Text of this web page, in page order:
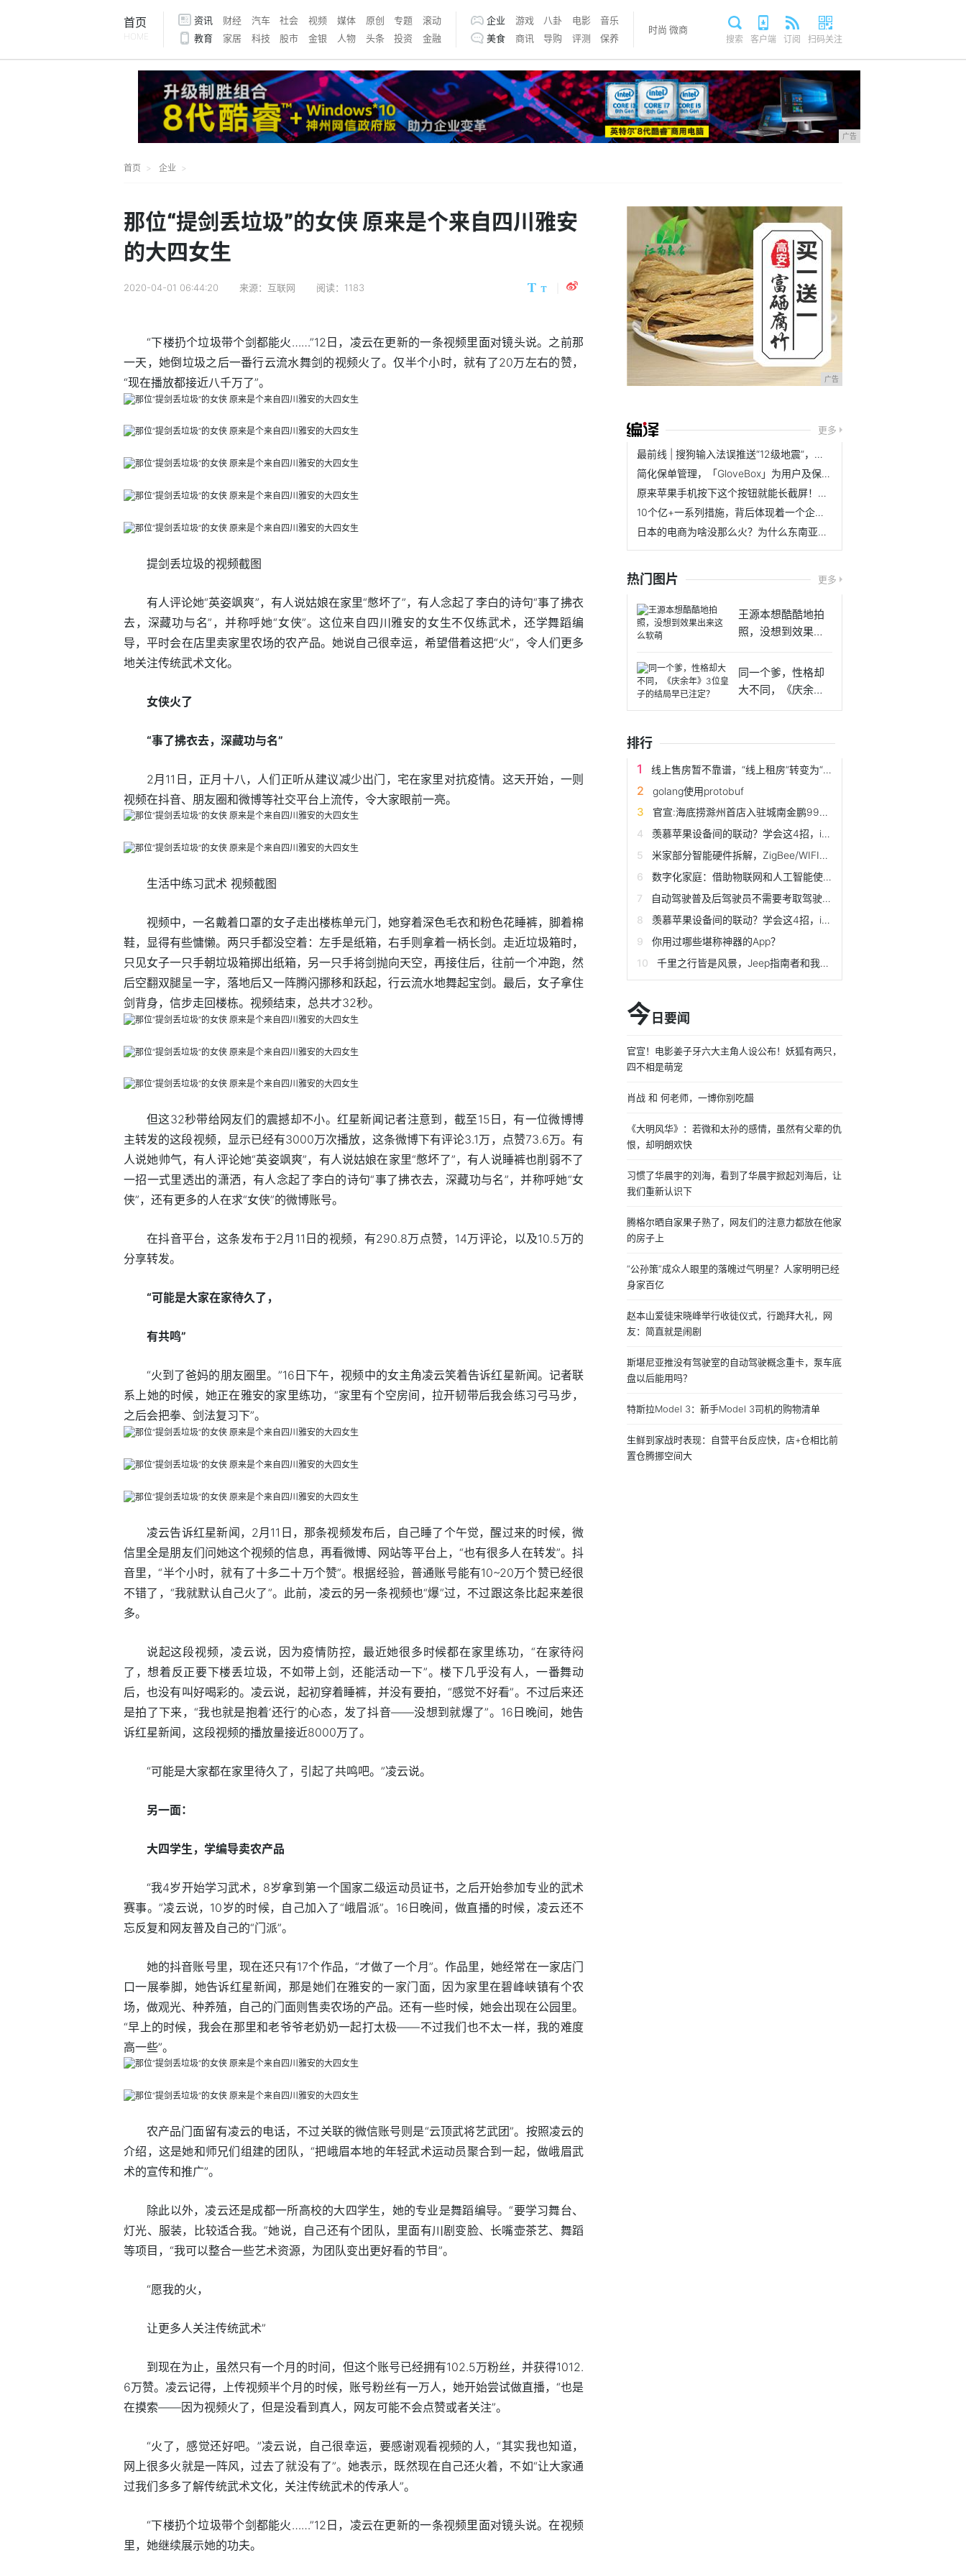
首页
HOME
资讯 财经 汽车 社会 视频 媒体 原创 专题
滚动
教育
家居 科技 股市 金银 人物 头条 投资 金融
企业 游戏 八卦 电影
音乐
美食
商讯 导购 评测 保养
时尚 微商
搜索 客户端 订阅 扫码关注
广告
首页 企业
那位“提剑丢垃圾”的女侠 原来是个来自四川雅安
的大四女生
2020-04-01 06:44:20 来源：互联网 阅读：1183
“下楼扔个垃圾带个剑都能火……”12日，凌云在更新的一条视频里面对镜头说。之前那
一天，她倒垃圾之后一番行云流水舞剑的视频火了。仅半个小时，就有了20万左右的赞，
“现在播放都接近八千万了”。
提剑丢垃圾的视频截图
有人评论她“英姿飒爽”，有人说姑娘在家里“憋坏了”，有人念起了李白的诗句“事了拂衣
去，深藏功与名”，并称呼她“女侠”。这位来自四川雅安的女生不仅练武术，还学舞蹈编
导，平时会在店里卖家里农场的农产品。她说自己很幸运，希望借着这把“火”，令人们更多
地关注传统武术文化。
女侠火了
“事了拂衣去，深藏功与名”
2月11日，正月十八，人们正听从建议减少出门，宅在家里对抗疫情。这天开始，一则
视频在抖音、朋友圈和微博等社交平台上流传，令大家眼前一亮。
生活中练习武术 视频截图
视频中，一名戴着口罩的女子走出楼栋单元门，她穿着深色毛衣和粉色花睡裤，脚着棉
鞋，显得有些慵懒。两只手都没空着：左手是纸箱，右手则拿着一柄长剑。走近垃圾箱时，
只见女子一只手朝垃圾箱掷出纸箱，另一只手将剑抛向天空，再接住后，往前一个冲跑，然
后空翻双腿呈一字，落地后又一阵腾闪挪移和跃起，行云流水地舞起宝剑。最后，女子拿住
剑背身，信步走回楼栋。视频结束，总共才32秒。
但这32秒带给网友们的震撼却不小。红星新闻记者注意到，截至15日，有一位微博博
主转发的这段视频，显示已经有3000万次播放，这条微博下有评论3.1万，点赞73.6万。有
人说她帅气，有人评论她“英姿飒爽”，有人说姑娘在家里“憋坏了”，有人说睡裤也削弱不了
一招一式里透出的潇洒，有人念起了李白的诗句“事了拂衣去，深藏功与名”，并称呼她“女
侠”，还有更多的人在求“女侠”的微博账号。
在抖音平台，这条发布于2月11日的视频，有290.8万点赞，14万评论，以及10.5万的
分享转发。
“可能是大家在家待久了，
有共鸣”
“火到了爸妈的朋友圈里。”16日下午，视频中的女主角凌云笑着告诉红星新闻。记者联
系上她的时候，她正在雅安的家里练功，“家里有个空房间，拉开韧带后我会练习弓马步，
之后会把拳、剑法复习下”。
凌云告诉红星新闻，2月11日，那条视频发布后，自己睡了个午觉，醒过来的时候，微
信里全是朋友们问她这个视频的信息，再看微博、网站等平台上，“也有很多人在转发”。抖
音里，“半个小时，就有了十多二十万个赞”。根据经验，普通账号能有10~20万个赞已经很
不错了，“我就默认自己火了”。此前，凌云的另一条视频也“爆”过，不过跟这条比起来差很
多。
说起这段视频，凌云说，因为疫情防控，最近她很多时候都在家里练功，“在家待闷
了，想着反正要下楼丢垃圾，不如带上剑，还能活动一下”。楼下几乎没有人，一番舞动
后，也没有叫好喝彩的。凌云说，起初穿着睡裤，并没有要拍，“感觉不好看”。不过后来还
是拍了下来，“我也就是抱着‘还行’的心态，发了抖音——没想到就爆了”。16日晚间，她告
诉红星新闻，这段视频的播放量接近8000万了。
“可能是大家都在家里待久了，引起了共鸣吧。”凌云说。
另一面：
大四学生，学编导卖农产品
“我4岁开始学习武术，8岁拿到第一个国家二级运动员证书，之后开始参加专业的武术
赛事。”凌云说，10岁的时候，自己加入了“峨眉派”。16日晚间，做直播的时候，凌云还不
忘反复和网友普及自己的“门派”。
她的抖音账号里，现在还只有17个作品，“才做了一个月”。作品里，她经常在一家店门
口一展拳脚，她告诉红星新闻，那是她们在雅安的一家门面，因为家里在碧峰峡镇有个农
场，做观光、种养殖，自己的门面则售卖农场的产品。还有一些时候，她会出现在公园里。
“早上的时候，我会在那里和老爷爷老奶奶一起打太极——不过我们也不太一样，我的难度
高一些”。
农产品门面留有凌云的电话，不过关联的微信账号则是“云顶武将艺武团”。按照凌云的
介绍，这是她和师兄们组建的团队，“把峨眉本地的年轻武术运动员聚合到一起，做峨眉武
术的宣传和推广”。
除此以外，凌云还是成都一所高校的大四学生，她的专业是舞蹈编导。“要学习舞台、
灯光、服装，比较适合我。”她说，自己还有个团队，里面有川剧变脸、长嘴壶茶艺、舞蹈
等项目，“我可以整合一些艺术资源，为团队变出更好看的节目”。
“愿我的火，
让更多人关注传统武术”
到现在为止，虽然只有一个月的时间，但这个账号已经拥有102.5万粉丝，并获得1012.
6万赞。凌云记得，上传视频半个月的时候，账号粉丝有一万人，她开始尝试做直播，“也是
在摸索——因为视频火了，但是没看到真人，网友可能不会点赞或者关注”。
“火了，感觉还好吧。”凌云说，自己很幸运，要感谢观看视频的人，“其实我也知道，
网上很多火就是一阵风，过去了就没有了”。她表示，既然现在自己还火着，不如“让大家通
过我们多多了解传统武术文化，关注传统武术的传承人”。
“下楼扔个垃圾带个剑都能火……”12日，凌云在更新的一条视频里面对镜头说。在视频
里，她继续展示她的功夫。
广告
更多
最前线 | 搜狗输入法误推送“12级地震”，官方称都是远程办公惹的祸
简化保单管理，「GloveBox」为用户及保险经纪人提供展业平台
原来苹果手机按下这个按钮就能长截屏！简单操作几步，轻松搞定
10个亿+一系列措施，背后体现着一个企业的担当
日本的电商为啥没那么火？为什么东南亚电商状况和日本高度相似？
热门图片 更多
王源本想酷酷地拍
照，没想到效果出
同一个爹，性格却
大不同，《庆余
年》3位皇
排行
线上售房暂不靠谱，“线上租房”转变为“线上租房交易”大有可为
golang使用protobuf
官宣:海底捞滁州首店入驻城南金鹏99广场!终于等到你
羡慕苹果设备间的联动？学会这4招，iPhone搭配Windows一样好用
米家部分智能硬件拆解，ZigBee/WIFI模块分析及二次开发
数字化家庭：借助物联网和人工智能使家用电器更智能
自动驾驶普及后驾驶员不需要考取驾驶证？
羡慕苹果设备间的联动？学会这4招，iPhone搭配Windows一样好用
你用过哪些堪称神器的App？
千里之行皆是风景，Jeep指南者和我都想拥有
今 日要闻
官宣！电影姜子牙六大主角人设公布！妖狐有两只，
四不相是萌宠
肖战 和 何老师，一博你别吃醋
《大明风华》：若微和太孙的感情，虽然有父辈的仇
恨，却明朗欢快
习惯了华晨宇的刘海，看到了华晨宇掀起刘海后，让
我们重新认识下
腾格尔晒自家果子熟了，网友们的注意力都放在他家
的房子上
“公孙策”成众人眼里的落魄过气明星？人家明明已经
身家百亿
赵本山爱徒宋晓峰举行收徒仪式，行跪拜大礼，网
友：简直就是闹剧
斯堪尼亚推没有驾驶室的自动驾驶概念重卡，泵车底
盘以后能用吗？
特斯拉Model 3：新手Model 3司机的购物清单
生鲜到家战时表现：自营平台反应快，店+仓相比前
置仓腾挪空间大